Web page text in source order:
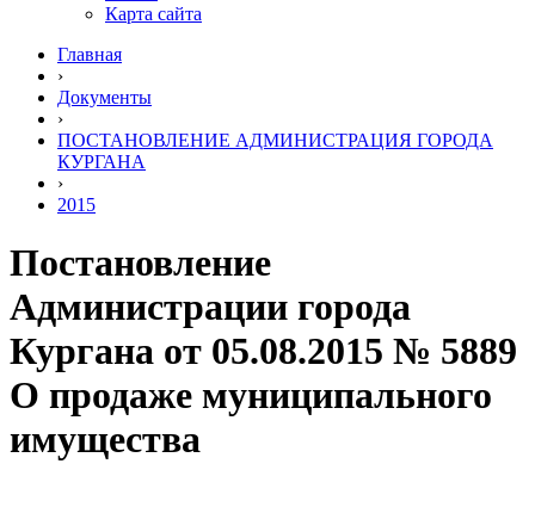
Карта сайта
Главная
›
Документы
›
ПОСТАНОВЛЕНИЕ АДМИНИСТРАЦИЯ ГОРОДА
КУРГАНА
›
2015
Постановление
Администрации города
Кургана от 05.08.2015 № 5889
О продаже муниципального
имущества